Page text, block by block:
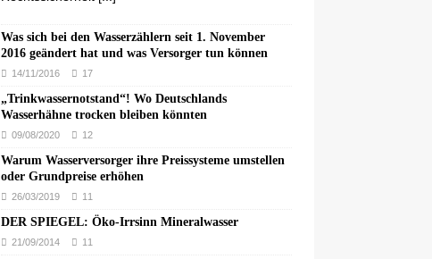
Was sich bei den Wasserzählern seit 1. November
2016 geändert hat und was Versorger tun können
14/11/2016 17
„Trinkwassernotstand“! Wo Deutschlands
Wasserhähne trocken bleiben könnten
09/08/2020 12
Warum Wasserversorger ihre Preissysteme umstellen
oder Grundpreise erhöhen
26/03/2019 11
DER SPIEGEL: Öko-Irrsinn Mineralwasser
21/09/2014 11